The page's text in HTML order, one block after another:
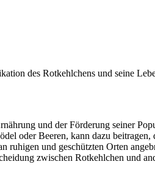
des Rotkehlchens und seine
und der Förderung seiner
oder Beeren, kann dazu
und geschützten Orten
zwischen Rotkehlchen und